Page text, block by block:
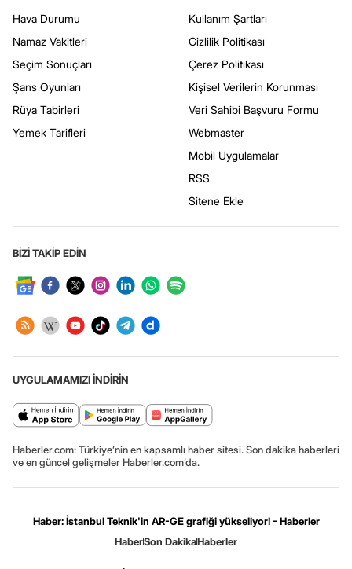
Hava Durumu
Namaz Vakitleri
Seçim Sonuçları
Şans Oyunları
Rüya Tabirleri
Yemek Tarifleri
Kullanım Şartları
Gizlilik Politikası
Çerez Politikası
Kişisel Verilerin Korunması
Veri Sahibi Başvuru Formu
Webmaster
Mobil Uygulamalar
RSS
Sitene Ekle
BİZİ TAKİP EDİN
UYGULAMAMIZI İNDİRİN
Haberler.com: Türkiye’nin en kapsamlı haber sitesi. Son dakika haberleri
ve en güncel gelişmeler Haberler.com’da.
Haber: İstanbul Teknik'in AR-GE grafiği yükseliyor! - Haberler
HaberSon DakikaHaberler